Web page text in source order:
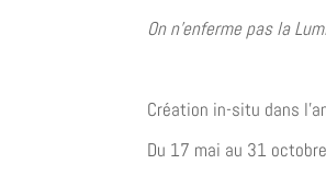
On n’enferme pas la
Création in-situ dans
Du 17 mai au 31